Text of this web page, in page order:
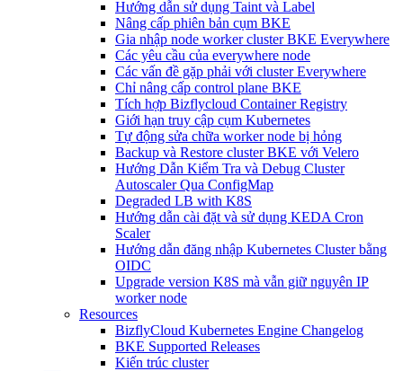
Hướng dẫn sử dụng Taint và Label
Nâng cấp phiên bản cụm BKE
Gia nhập node worker cluster BKE Everywhere
Các yêu cầu của everywhere node
Các vấn đề gặp phải với cluster Everywhere
Chỉ nâng cấp control plane BKE
Tích hợp Bizflycloud Container Registry
Giới hạn truy cập cụm Kubernetes
Tự động sửa chữa worker node bị hỏng
Backup và Restore cluster BKE với Velero
Hướng Dẫn Kiểm Tra và Debug Cluster
Autoscaler Qua ConfigMap
Degraded LB with K8S
Hướng dẫn cài đặt và sử dụng KEDA Cron
Scaler
Hướng dẫn đăng nhập Kubernetes Cluster bằng
OIDC
Upgrade version K8S mà vẫn giữ nguyên IP
worker node
Resources
BizflyCloud Kubernetes Engine Changelog
BKE Supported Releases
Kiến trúc cluster